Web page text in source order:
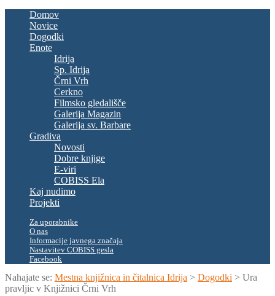
Domov
Novice
Dogodki
Enote
Idrija
Sp. Idrija
Črni Vrh
Cerkno
Filmsko gledališče
Galerija Magazin
Galerija sv. Barbare
Gradiva
Novosti
Dobre knjige
E-viri
COBISS Ela
Kaj nudimo
Projekti
Za uporabnike
O nas
Informacije javnega značaja
Nastavitev COBISS gesla
Facebook
Nahajate se: Mestna knjižnica in čitalnica Idrija > Dogodki > Ura
pravljic v Knjižnici Črni Vrh